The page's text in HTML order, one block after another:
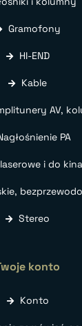
Gramofony
HI-END
Kable
AV,
PA
i do
Stereo
konto
Konto